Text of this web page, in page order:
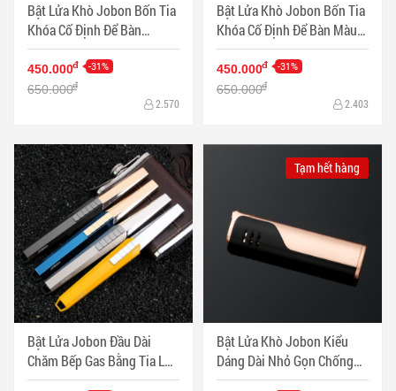
Bật Lửa Khò Jobon Bốn Tia
Khóa Cố Định Để Bàn
ZB393 - Mã SP: PKXG373D
450.000đ -31%
650.000đ
2.570
Bật Lửa Khò Jobon Bốn Tia
Khóa Cố Định Để Bàn Màu
Vàng Hồng ZB393 - Mã SP:
PKXG373V
450.000đ -31%
650.000đ
2.403
Bật Lửa Jobon Đầu Dài
Chăm Bếp Gas Bằng Tia Lửa
Điện - Mã SP: BLD0080
Bật Lửa Khò Jobon Kiểu
Dáng Dài Nhỏ Gọn Chống
Gió ZB-985 - Mã SP:
Tạm hết hàng